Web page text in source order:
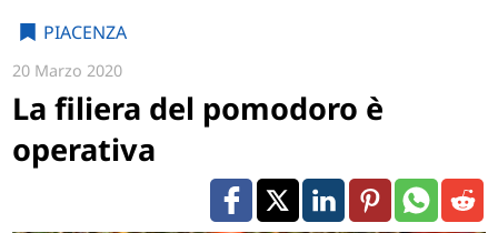
PIACENZA
20 Marzo 2020
La filiera del pomodoro è
operativa